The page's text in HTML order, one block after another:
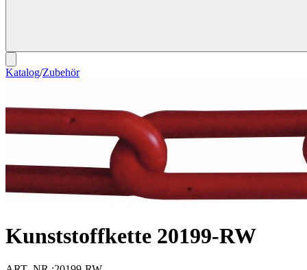
Katalog/Zubehör
Kunststoffkette 20199-RW